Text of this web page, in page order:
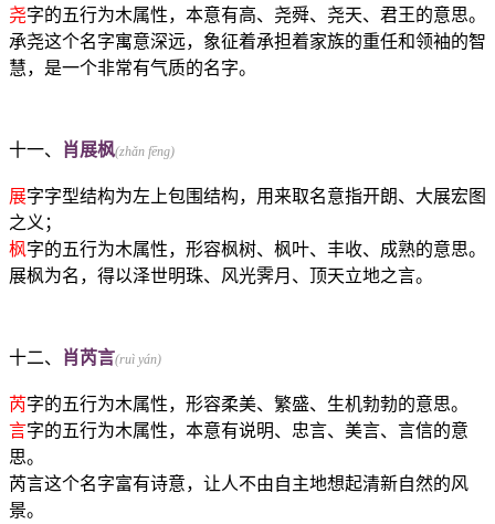
尧字的五行为木属性，本意有高、尧舜、尧天、君王的意思。
承尧这个名字寓意深远，象征着承担着家族的重任和领袖的智
慧，是一个非常有气质的名字。
十一、 肖展枫(zhǎn fēng)
展字字型结构为左上包围结构，用来取名意指开朗、大展宏图
之义；
枫字的五行为木属性，形容枫树、枫叶、丰收、成熟的意思。
展枫为名，得以泽世明珠、风光霁月、顶天立地之言。
十二、 肖芮言(ruì yán)
芮字的五行为木属性，形容柔美、繁盛、生机勃勃的意思。
言字的五行为木属性，本意有说明、忠言、美言、言信的意
思。
芮言这个名字富有诗意，让人不由自主地想起清新自然的风
景。